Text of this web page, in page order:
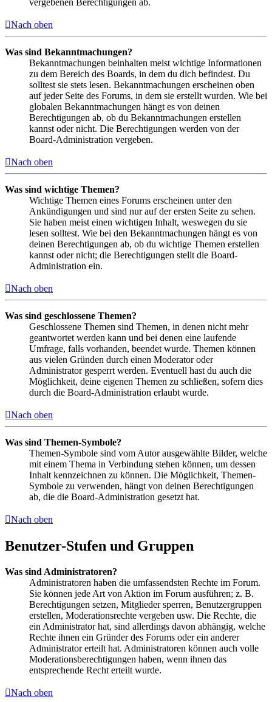
vergebenen Berechtigungen ab.
Nach oben
Was sind Bekanntmachungen?
Bekanntmachungen beinhalten meist wichtige Informationen
zu dem Bereich des Boards, in dem du dich befindest. Du
solltest sie stets lesen. Bekanntmachungen erscheinen oben
auf jeder Seite des Forums, in dem sie erstellt wurden. Wie bei
globalen Bekanntmachungen hängt es von deinen
Berechtigungen ab, ob du Bekanntmachungen erstellen
kannst oder nicht. Die Berechtigungen werden von der
Board-Administration vergeben.
Nach oben
Was sind wichtige Themen?
Wichtige Themen eines Forums erscheinen unter den
Ankündigungen und sind nur auf der ersten Seite zu sehen.
Sie haben meist einen wichtigen Inhalt, weswegen du sie
lesen solltest. Wie bei den Bekanntmachungen hängt es von
deinen Berechtigungen ab, ob du wichtige Themen erstellen
kannst oder nicht; die Berechtigungen stellt die Board-
Administration ein.
Nach oben
Was sind geschlossene Themen?
Geschlossene Themen sind Themen, in denen nicht mehr
geantwortet werden kann und bei denen eine laufende
Umfrage, falls vorhanden, beendet wurde. Themen können
aus vielen Gründen durch einen Moderator oder
Administrator gesperrt werden. Eventuell hast du auch die
Möglichkeit, deine eigenen Themen zu schließen, sofern dies
durch die Board-Administration erlaubt wurde.
Nach oben
Was sind Themen-Symbole?
Themen-Symbole sind vom Autor ausgewählte Bilder, welche
mit einem Thema in Verbindung stehen können, um dessen
Inhalt kennzeichnen zu können. Die Möglichkeit, Themen-
Symbole zu verwenden, hängt von deinen Berechtigungen
ab, die die Board-Administration gesetzt hat.
Nach oben
Benutzer-Stufen und Gruppen
Was sind Administratoren?
Administratoren haben die umfassendsten Rechte im Forum.
Sie können jede Art von Aktion im Forum ausführen; z. B.
Berechtigungen setzen, Mitglieder sperren, Benutzergruppen
erstellen, Moderationsrechte vergeben usw. Die Rechte, die
ein Administrator hat, sind allerdings davon abhängig, welche
Rechte ihnen ein Gründer des Forums oder ein anderer
Administrator erteilt hat. Administratoren können auch volle
Moderationsberechtigungen haben, wenn ihnen das
entsprechende Recht erteilt wurde.
Nach oben